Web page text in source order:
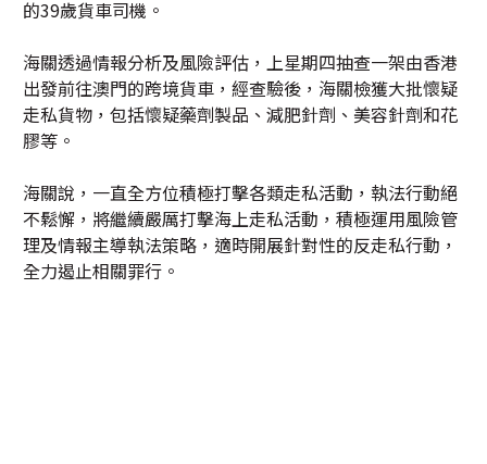
的39歲貨車司機。
海關透過情報分析及風險評估，上星期四抽查一架由香港
出發前往澳門的跨境貨車，經查驗後，海關檢獲大批懷疑
走私貨物，包括懷疑藥劑製品、減肥針劑、美容針劑和花
膠等。
海關說，一直全方位積極打擊各類走私活動，執法行動絕
不鬆懈，將繼續嚴厲打擊海上走私活動，積極運用風險管
理及情報主導執法策略，適時開展針對性的反走私行動，
全力遏止相關罪行。